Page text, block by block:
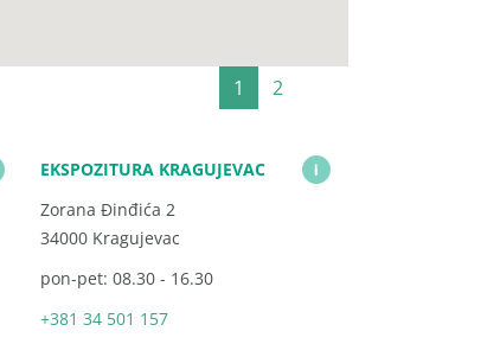
1 2
EKSPOZITURA KRAGUJEVAC
Zorana Đinđića 2
34000 Kragujevac
pon-pet: 08.30 - 16.30
+381 34 501 157
i